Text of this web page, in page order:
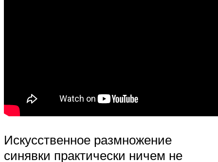
Искусственное размножение
синявки практически ничем не